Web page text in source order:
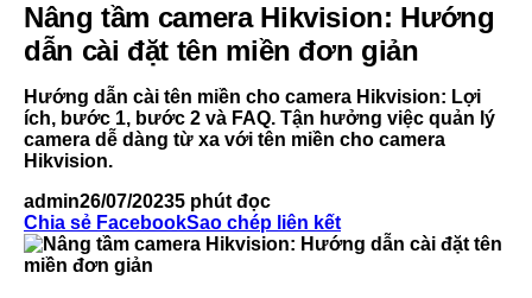
Nâng tầm camera Hikvision: Hướng
dẫn cài đặt tên miền đơn giản
Hướng dẫn cài tên miền cho camera Hikvision: Lợi
ích, bước 1, bước 2 và FAQ. Tận hưởng việc quản lý
camera dễ dàng từ xa với tên miền cho camera
Hikvision.
admin26/07/20235 phút đọc
Chia sẻ FacebookSao chép liên kết